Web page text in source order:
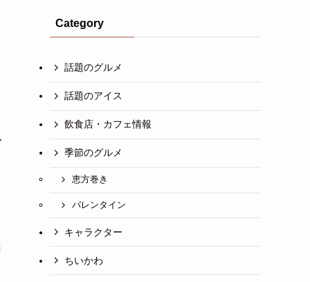
Category
話題のグルメ
話題のアイス
飲食店・カフェ情報
季節のグルメ
恵方巻き
バレンタイン
キャラクター
ちいかわ